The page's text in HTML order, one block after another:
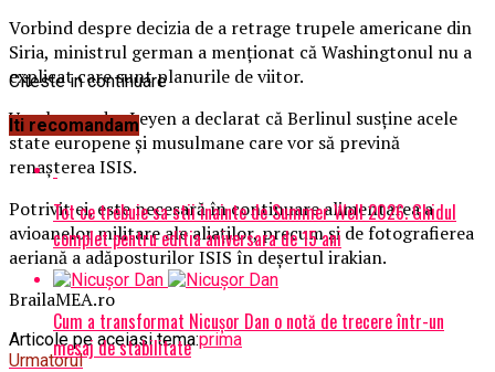
Vorbind despre decizia de a retrage trupele americane din
Siria, ministrul german a menționat că Washingtonul nu a
explicat care sunt planurile de viitor.
Ursula von der Leyen a declarat că Berlinul susține acele
state europene și musulmane care vor să prevină
renașterea ISIS.
Potrivit ei, este necesară în continuare alimentarea a
avioanelor militare ale aliaților, precum și de fotografierea
aeriană a adăposturilor ISIS în deșertul irakian.
BrailaMEA.ro
Articole pe aceiasi tema:prima
Urmatorul
Citeste in continuare
Iti recomandam
Tot ce trebuie sa stii inainte de Summer Well 2026. Ghidul
complet pentru editia aniversara de 15 ani
Cum a transformat Nicușor Dan o notă de trecere într-un
mesaj de stabilitate